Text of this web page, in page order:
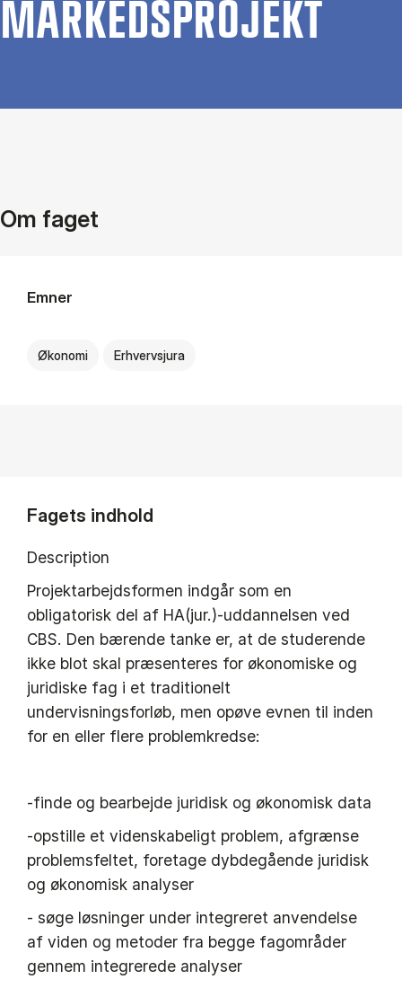
MAR­KEDSPRO­JEKT
Om faget
Emner
Økonomi Erhvervsjura
Fagets indhold
Description
Projektarbejdsformen indgår som en
obligatorisk del af HA(jur.)-uddannelsen ved
CBS. Den bærende tanke er, at de studerende
ikke blot skal præsenteres for økonomiske og
juridiske fag i et traditionelt
undervisningsforløb, men opøve evnen til inden
for en eller flere problemkredse:
-finde og bearbejde juridisk og økonomisk data
-opstille et videnskabeligt problem, afgrænse
problemsfeltet, foretage dybdegående juridisk
og økonomisk analyser
- søge løsninger under integreret anvendelse
af viden og metoder fra begge fagområder
gennem integrerede analyser